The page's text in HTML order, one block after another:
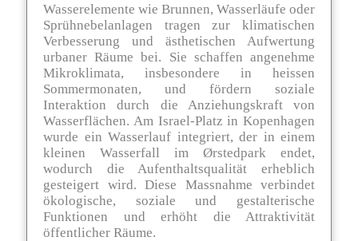
Wasserelemente wie Brunnen, Wasserläufe oder
Sprühnebelanlagen tragen zur klimatischen
Verbesserung und ästhetischen Aufwertung
urbaner Räume bei. Sie schaffen angenehme
Mikroklimata, insbesondere in heissen
Sommermonaten, und fördern soziale
Interaktion durch die Anziehungskraft von
Wasserflächen. Am Israel-Platz in Kopenhagen
wurde ein Wasserlauf integriert, der in einem
kleinen Wasserfall im Ørstedpark endet,
wodurch die Aufenthaltsqualität erheblich
gesteigert wird. Diese Massnahme verbindet
ökologische, soziale und gestalterische
Funktionen und erhöht die Attraktivität
öffentlicher Räume​.